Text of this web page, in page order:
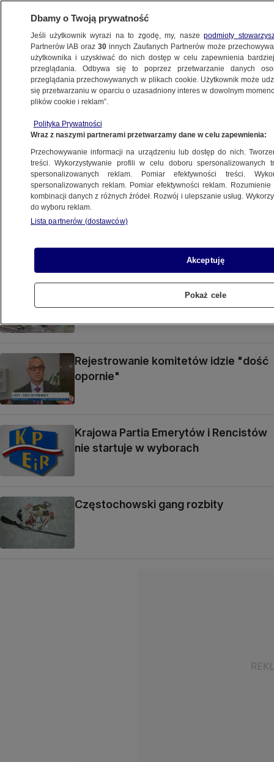
POLSKA
NAJNOWSZE INFORMACJE
z Wikipedii
Fotyga: Będę negocjować z OBWE
Żołnierz wjechał pod pociąg
Rejestrowanie komitetów idzie "dość
opornie"
Krajowa Partia Emerytów i Rencistów
nie startuje w wyborach
Częstochowski gang rozbity
Dbamy o Twoją prywatność
Jeśli użytkownik wyrazi na to zgodę, my, naszepodmioty
Partnerów IAB oraz30 innych Zaufanych Partnerów może
użytkownika i uzyskiwać do nich dostęp w celu zapewnienia
przeglądania. Odbywa się to poprzez przetwarzanie danych
przeglądania przechowywanych w plikach cookie. Użytkownik może
się przetwarzaniu w oparciu o uzasadniony interes w dowolnym
plików cookie i reklam”.
Polityka Prywatności
Wraz z naszymi partnerami przetwarzamy dane w celu zapewnienia:
Przechowywanie informacji na urządzeniu lub dostęp do nich.
treści. Wykorzystywanie profili w celu doboru spersonalizowanych
spersonalizowanych reklam. Pomiar efektywności treści.
spersonalizowanych reklam. Pomiar efektywności reklam.
kombinacji danych z różnych źródeł. Rozwój i ulepszanie usług.
do wyboru reklam.
Lista partnerów (dostawców)
Akceptuję
Pokaż cele